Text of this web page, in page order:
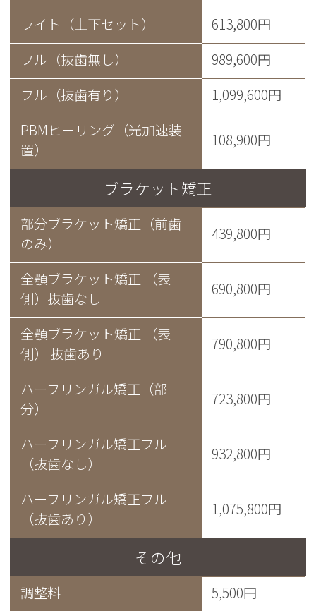
ライト（上下セット）
613,800円
フル（抜歯無し）
989,600円
フル（抜歯有り）
1,099,600円
PBMヒーリング（光加速装
置）
108,900円
ブラケット矯正
部分ブラケット矯正（前歯
のみ）
439,800円
全顎ブラケット矯正 （表
側）抜歯なし
690,800円
全顎ブラケット矯正 （表
側） 抜歯あり
790,800円
ハーフリンガル矯正（部
分）
723,800円
ハーフリンガル矯正フル
（抜歯なし）
932,800円
ハーフリンガル矯正フル
（抜歯あり）
1,075,800円
その他
調整料 5,500円